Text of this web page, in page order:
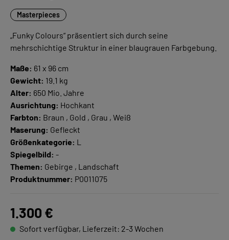
Masterpieces
„Funky Colours“ präsentiert sich durch seine
mehrschichtige Struktur in einer blaugrauen Farbgebung.
Maße: 61 x 96 cm
Gewicht: 19.1 kg
Alter: 650 Mio. Jahre
Ausrichtung: Hochkant
Farbton: Braun , Gold , Grau , Weiß
Maserung: Gefleckt
Größenkategorie: L
Spiegelbild: -
Themen: Gebirge , Landschaft
Produktnummer: P0011075
1.300 €
Sofort verfügbar, Lieferzeit: 2-3 Wochen